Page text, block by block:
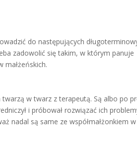
do następujących
zadowolić się takim, w którym panuje
w twarz z terapeutą. Są albo po
i próbował rozwiązać ich
nadal są same ze współmałżonkiem w